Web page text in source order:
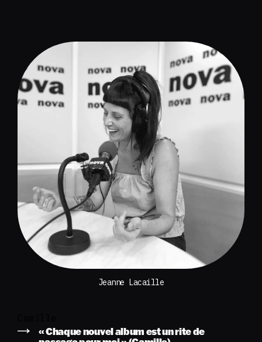
Jeanne Lacaille
« Chaque nouvel album est un rite de